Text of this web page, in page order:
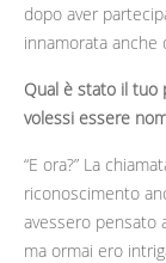
dopo aver
innamorata anche
Qual è stato il tuo
volessi essere
“E ora?” La
riconoscimento
avessero pensato
ma ormai ero